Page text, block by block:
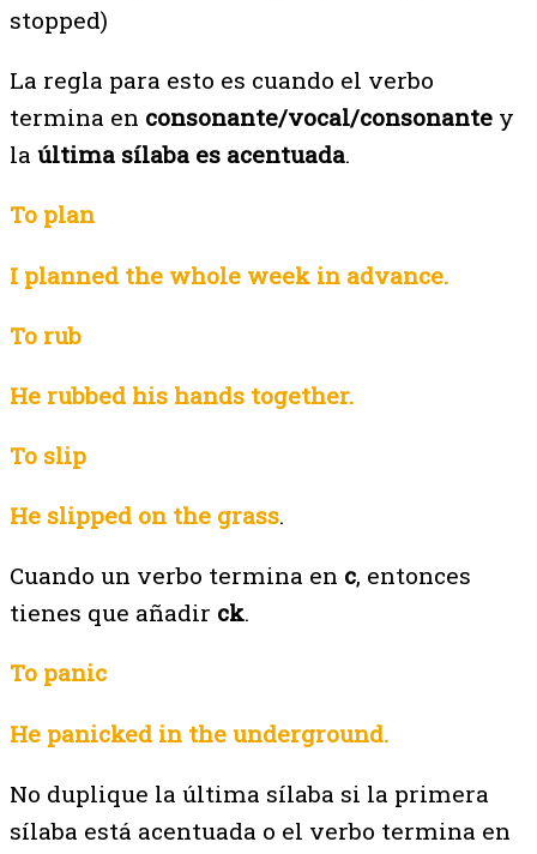
stopped)
La regla para esto es cuando el verbo
termina en consonante/vocal/consonante y
la última sílaba es acentuada.
To plan
I planned the whole week in advance.
To rub
He rubbed his hands together.
To slip
He slipped on the grass.
Cuando un verbo termina en c, entonces
tienes que añadir ck.
To panic
He panicked in the underground.
No duplique la última sílaba si la primera
sílaba está acentuada o el verbo termina en